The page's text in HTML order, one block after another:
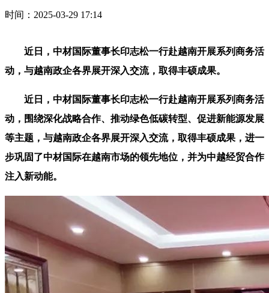
时间：2025-03-29 17:14
近日，中材国际董事长印志松一行赴越南开展系列商务活
动，与越南政企各界展开深入交流，取得丰硕成果。
近日，中材国际董事长印志松一行赴越南开展系列商务活
动，围绕深化战略合作、推动绿色低碳转型、促进新能源发展
等主题，与越南政企各界展开深入交流，取得丰硕成果，进一
步巩固了中材国际在越南市场的领先地位，并为中越经贸合作
注入新动能。